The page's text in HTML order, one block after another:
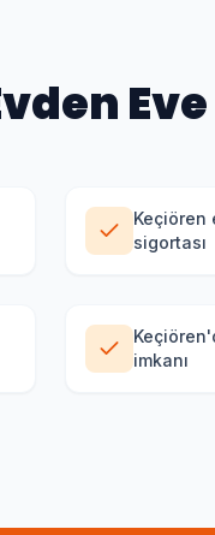
Keçiören
sigortası
imkanı